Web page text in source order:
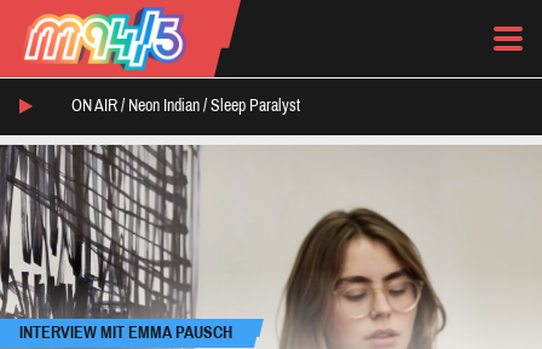
ON AIR / Neon Indian / Sleep Paralyst
INTERVIEW MIT EMMA PAUSCH